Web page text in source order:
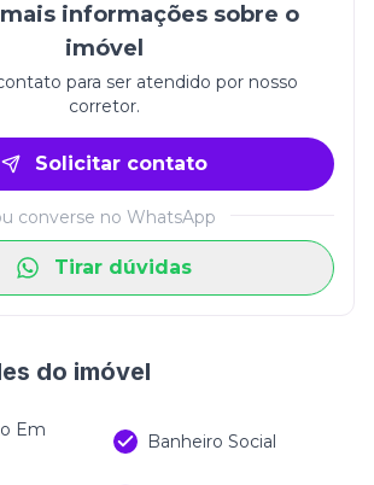
informações sobre o
imóvel
para ser atendido por nosso
corretor.
Solicitar contato
converse no WhatsApp
Tirar dúvidas
do imóvel
Em
Banheiro Social